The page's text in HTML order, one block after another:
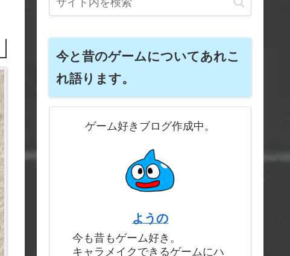
今と昔のゲームについてあれこ
れ語ります。
ゲーム好きブログ作成中。
ようの
今も昔もゲーム好き。
キャラメイクできるゲームにハ